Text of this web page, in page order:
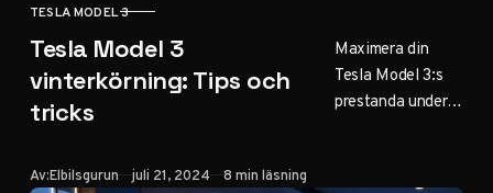
KATEGORI
TESLA MODEL 3
Tesla Model 3
vinterkörning: Tips och
tricks
Maximera din
Tesla Model 3:s
prestanda under
Av:Elbilsgurun Publicerad
juli 21, 2024 8 min läsning